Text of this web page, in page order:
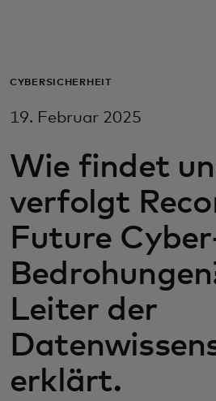
Für Unternehmen
Für Innovatoren
Neuigkeiten und
CYBERSICHERHEIT
19. Februar 2025
Wie findet
verfolgt
Future
Leiter der
erklärt.